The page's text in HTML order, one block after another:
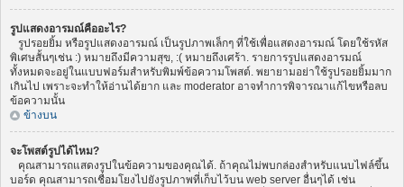
รูปแสดงอารมณ์คืออะไร?
รูปรอยยิ้ม หรือรูปแสดงอารมณ์ เป็นรูปภาพเล็กๆ ที่ใช้เพื่อแสดงอารมณ์ โดยใช้รหัส
พิเศษสั้นๆเช่น :) หมายถึงมีความสุข, :( หมายถึงเศร้า. รายการรูปแสดงอารมณ์
ทั้งหมดจะอยู่ในแบบฟอร์มสำหรับพิมพ์ข้อความโพสต์. พยายามอย่าใช้รูปรอยยิ้มมาก
เกินไป เพราะจะทำให้อ่านได้ยาก และ moderator อาจทำการพิจารณาแก้ไขหรือลบ
ข้อความนั้น
ข้างบน
จะโพสต์รูปได้ไหม?
คุณสามารถแสดงรูปในข้อความของคุณได้. ถ้าคุณไม่พบกล่องสำหรับแนบไฟล์ขึ้น
บอร์ด คุณสามารถเชื่อมโยงไปยังรูปภาพที่เก็บไว้บน web server อื่นๆได้ เช่น